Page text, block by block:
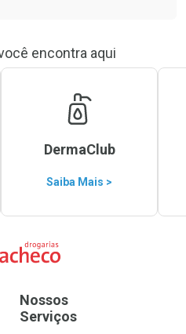
encontra aqui
DermaClub
Saiba Mais >
Home
Nossos
Serviços